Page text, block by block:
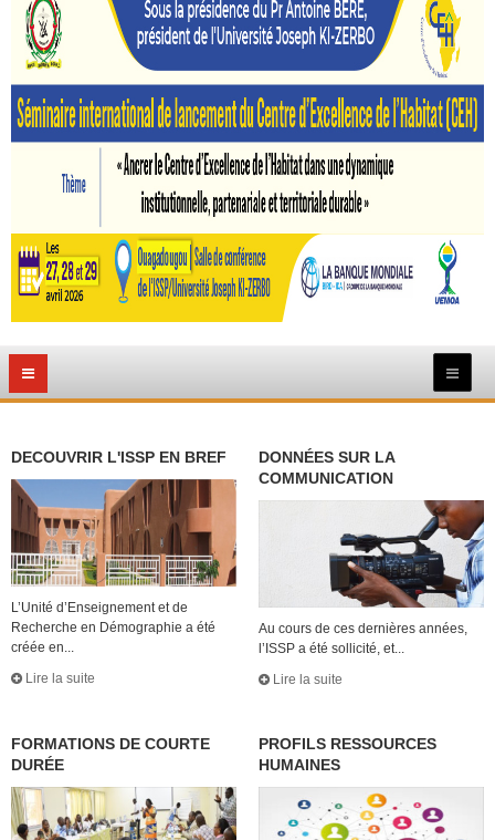
DECOUVRIR L'ISSP EN BREF
L’Unité d’Enseignement et de
Recherche en Démographie a été
créée en...
Lire la suite
DONNÉES SUR LA
COMMUNICATION
Au cours de ces dernières années,
l’ISSP a été sollicité, et...
Lire la suite
FORMATIONS DE COURTE
DURÉE
PROFILS RESSOURCES
HUMAINES